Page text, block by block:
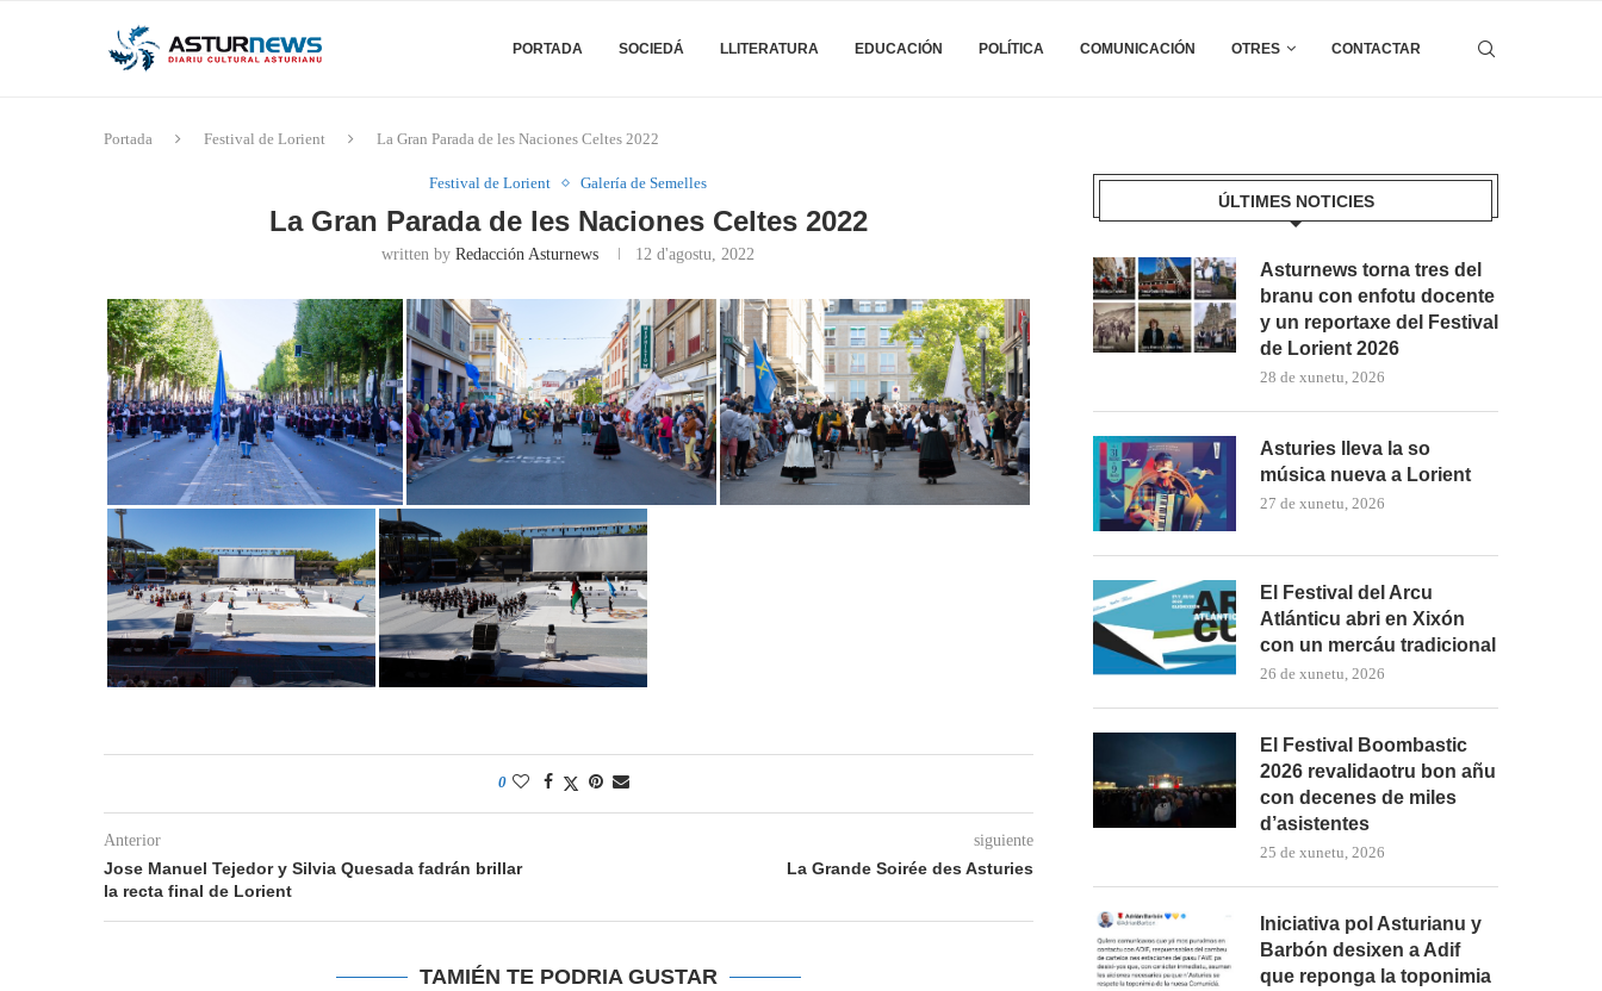
PORTADA SOCIEDÁ LLITERATURA EDUCACIÓN POLÍTICA COMUNICACIÓN OTRES CONTACTAR
Portada Festival de Lorient La Gran Parada de les Naciones Celtes 2022
Festival de Lorient Galería de Semelles
La Gran Parada de les Naciones Celtes 2022
written byRedacción Asturnews 12 d'agostu, 2022
0
Anterior
Jose Manuel Tejedor y Silvia Quesada fadrán brillar
la recta final de Lorient
siguiente
La Grande Soirée des Asturies
TAMIÉN TE PODRIA GUSTAR
ÚLTIMES NOTICIES
Asturnews torna tres del
branu con enfotu docente
y un reportaxe del Festival
de Lorient 2026
28 de xunetu, 2026
Asturies lleva la so
música nueva a Lorient
27 de xunetu, 2026
El Festival del Arcu
Atlánticu abri en Xixón
con un mercáu tradicional
26 de xunetu, 2026
El Festival Boombastic
2026 revalidaotru bon añu
con decenes de miles
d’asistentes
25 de xunetu, 2026
Iniciativa pol Asturianu y
Barbón desixen a Adif
que reponga la toponimia